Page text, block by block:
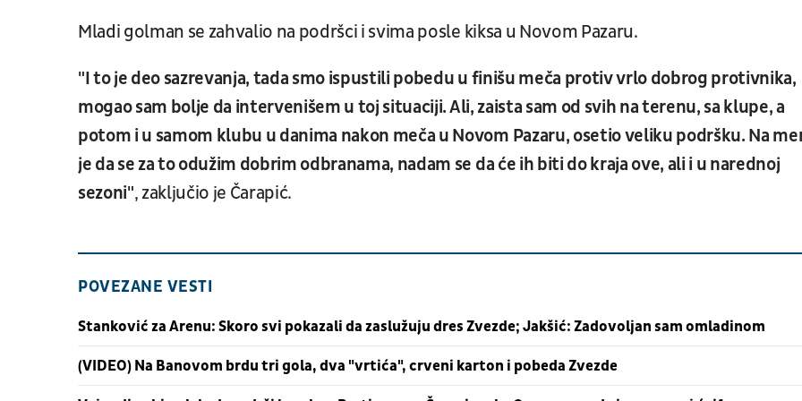
Mladi golman se zahvalio na podršci i svima posle kiksa u Novom Pazaru.
"I to je deo sazrevanja, tada smo ispustili pobedu u finišu meča protiv vrlo dobrog protivnika,
mogao sam bolje da intervenišem u toj situaciji. Ali, zaista sam od svih na terenu, sa klupe, a
potom i u samom klubu u danima nakon meča u Novom Pazaru, osetio veliku podršku. Na
je da se za to odužim dobrim odbranama, nadam se da će ih biti do kraja ove, ali i u narednoj
sezoni", zaključio je Čarapić.
POVEZANE VESTI
Stanković za Arenu: Skoro svi pokazali da zaslužuju dres Zvezde; Jakšić: Zadovoljan sam omladinom
(VIDEO) Na Banovom brdu tri gola, dva "vrtića", crveni karton i pobeda Zvezde